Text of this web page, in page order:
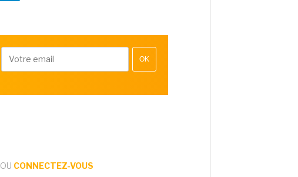
OK
OU CONNECTEZ-VOUS